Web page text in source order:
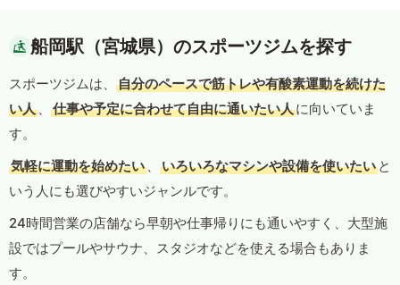
船岡駅（宮城県）のスポーツジムを探す
スポーツジムは、
自分のペースで筋トレや有酸素運動を続けた
い人 、 仕事や予定に合わせて自由に通いたい人に向いていま
す。
気軽に運動を始めたい 、 いろいろなマシンや設備を使いたい と
いう人にも選びやすいジャンルです。
24時間営業の店舗なら早朝や仕事帰りにも通いやすく、大型施
設ではプールやサウナ、スタジオなどを使える場合もありま
す。